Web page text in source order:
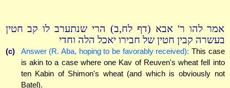
אמר להו ר' אבא (דף לח,ב) הרי שנתערב לו קב חטין
בעשרה קבין חטין של חבירו יאכל הלה וחדי
(c) Answer (R. Aba, hoping to be favorably received): This case
is akin to a case where one Kav of Reuven's wheat fell into
ten Kabin of Shimon's wheat (and which is obviously not
Batel).